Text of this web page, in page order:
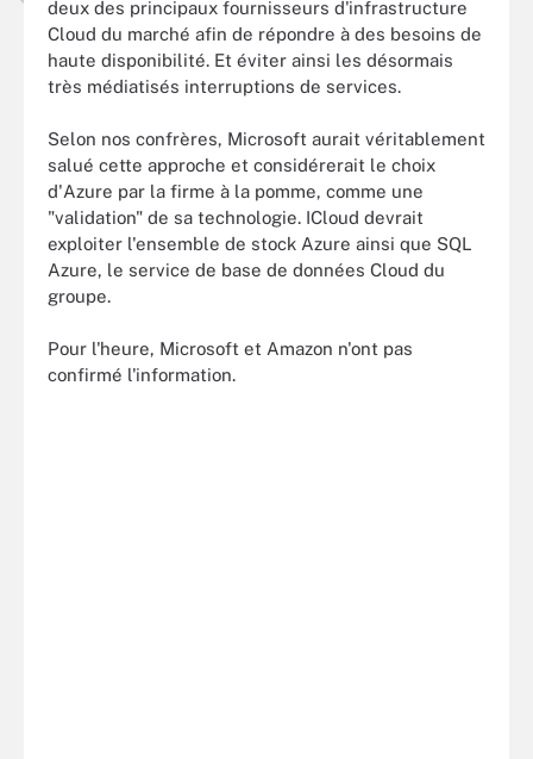
deux des principaux fournisseurs d'infrastructure
Cloud du marché afin de répondre à des besoins de
haute disponibilité. Et éviter ainsi les désormais
très médiatisés interruptions de services.
Selon nos confrères, Microsoft aurait véritablement
salué cette approche et considérerait le choix
d'Azure par la firme à la pomme, comme une
"validation" de sa technologie. ICloud devrait
exploiter l'ensemble de stock Azure ainsi que SQL
Azure, le service de base de données Cloud du
groupe.
Pour l'heure, Microsoft et Amazon n'ont pas
confirmé l'information.